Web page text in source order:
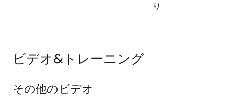
り
ビデオ&トレーニング
その他のビデオ